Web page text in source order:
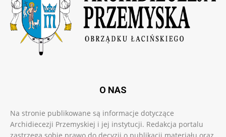
O NAS
Na stronie publikowane są informacje dotyczące
Archidiecezji Przemyskiej i jej instytucji. Redakcja portalu